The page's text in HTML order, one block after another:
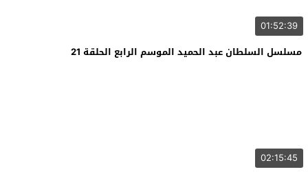
01:52:39
مسلسل السلطان عبد الحميد الموسم الرابع الحلقة 21
02:15:45